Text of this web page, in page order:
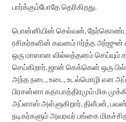
பார்க்கும்போதே தெரிகிறது.
பொன்னியின் செல்வன், நேர்கொண்ட
ரசிகர்களின் கவனம் ஈர்த்த அர்ஜுன்
ஒரு மாஸான வில்லத்தனம் செய்யும்
செய்கிறார். ஜான் கெக்கென் ஒரு
அந்த நடை, உடை, உடல்மொழி என
பிரசன்னா கதாபாத்திரமும் மிக
அப்ளாஸ் அள்ளுகிறார். திலீபன்,
நடிகர்களும் அவரவர் பங்கை